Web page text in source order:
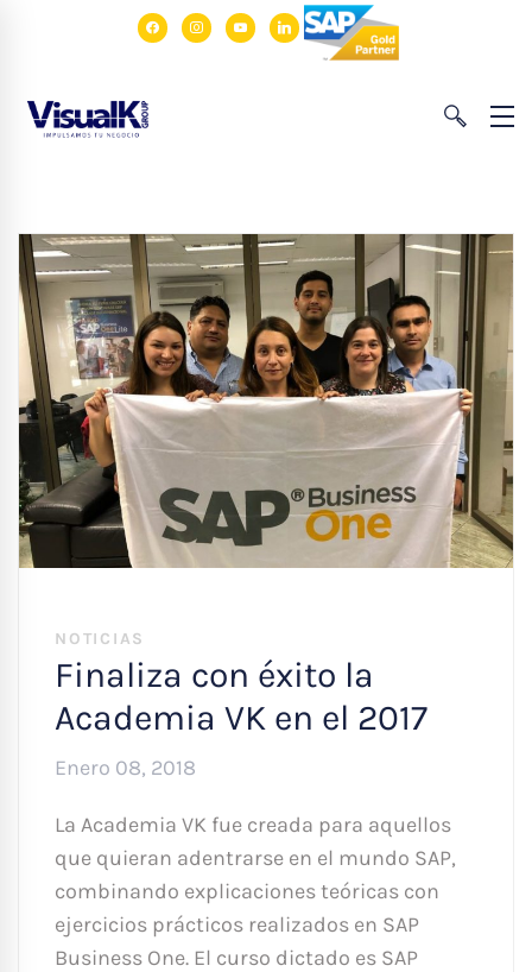
facebookinstagram
youtubelinkedin
NOTICIAS
Finaliza con éxito la
Academia VK en el 2017
Enero 08, 2018
La Academia VK fue creada para aquellos
que quieran adentrarse en el mundo SAP,
combinando explicaciones teóricas con
ejercicios prácticos realizados en SAP
Business One. El curso dictado es SAP